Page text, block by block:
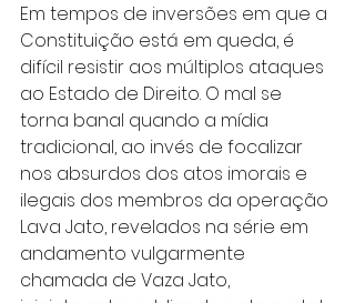
Em tempos de inversões em que a
Constituição está em queda, é
difícil resistir aos múltiplos ataques
ao Estado de Direito. O mal se
torna banal quando a mídia
tradicional, ao invés de focalizar
nos absurdos dos atos imorais e
ilegais dos membros da operação
Lava Jato, revelados na série em
andamento vulgarmente
chamada de Vaza Jato,